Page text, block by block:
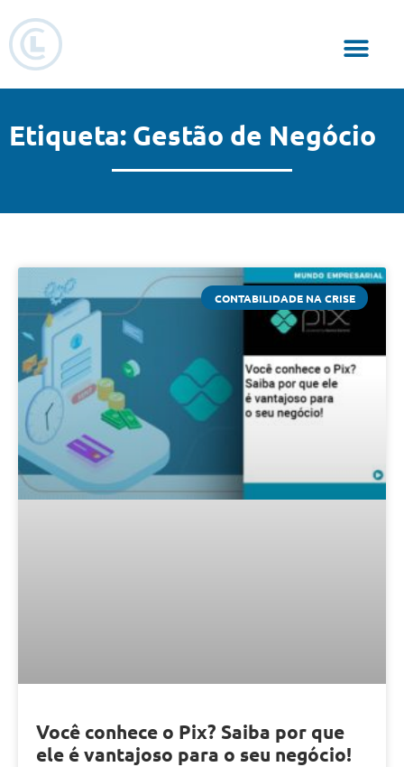
Etiqueta: Gestão de Negócio
CONTABILIDADE NA CRISE
Você conhece o Pix? Saiba por que
ele é vantajoso para o seu negócio!